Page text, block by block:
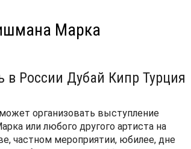
Марка
в России Дубай Кипр Турция
организовать выступление
или любого другого артиста на
частном мероприятии, юбилее, дне